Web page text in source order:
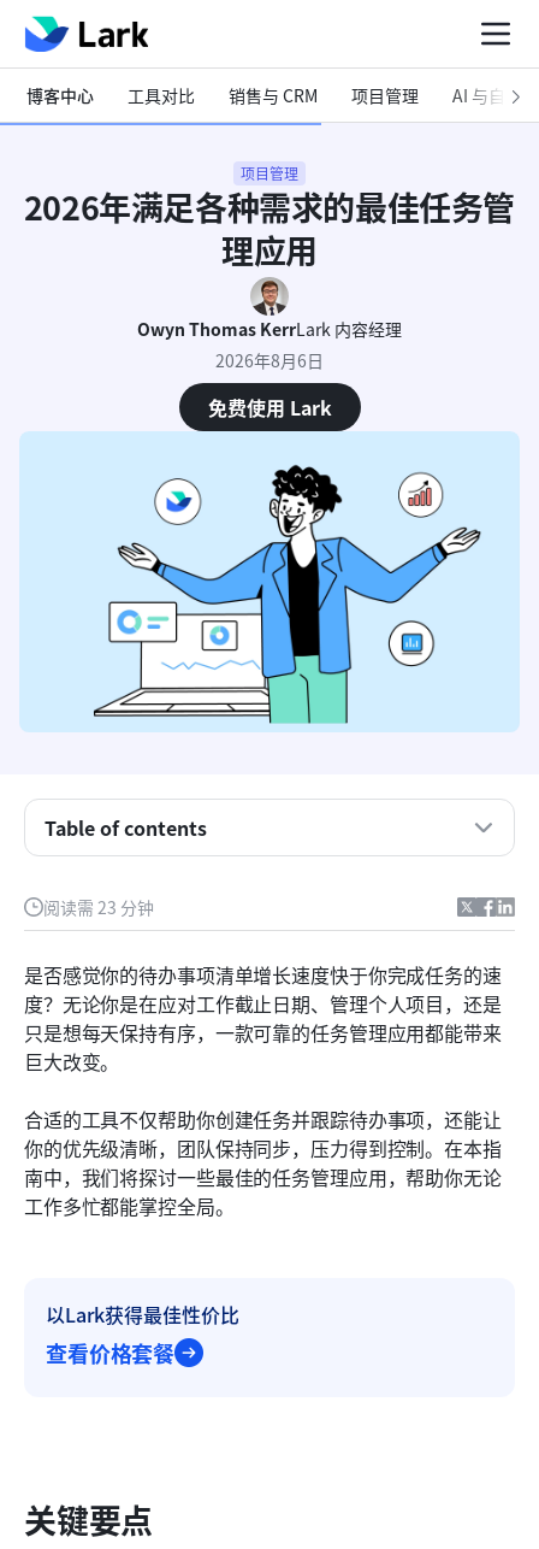
博客中心 工具对比 销售与 CRM 项目管理 AI 与自动化
项目管理
2026年满足各种需求的最佳任务管
理应用
Owyn Thomas KerrLark 内容经理
2026年8月6日
免费使用 Lark
阅读需 23 分钟
是否感觉你的待办事项清单增长速度快于你完成任务的速
度？无论你是在应对工作截止日期、管理个人项目，还是
只是想每天保持有序，一款可靠的任务管理应用都能带来
巨大改变。
合适的工具不仅帮助你创建任务并跟踪待办事项，还能让
你的优先级清晰，团队保持同步，压力得到控制。在本指
南中，我们将探讨一些最佳的任务管理应用，帮助你无论
工作多忙都能掌控全局。
以Lark获得最佳性价比
查看价格套餐
关键要点
Table of contents
关键要点
什么是任务管理软件？
一目了然的最佳任务管理应用
我们如何评估任务管理软件
适合不同需求的最佳任务管理应用
如何选择合适的工具
常见问题解答